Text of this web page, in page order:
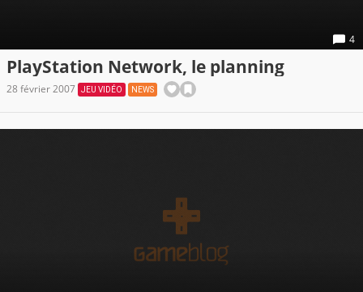
4
PlayStation Network, le planning
28 février 2007 JEU VIDÉO NEWS